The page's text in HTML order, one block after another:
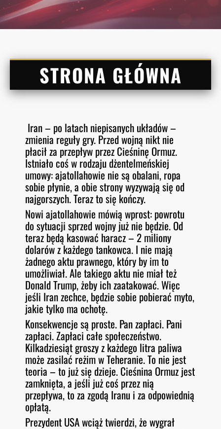
STRONA GŁÓWNA
Iran – po latach niepisanych układów –
zmienia reguły gry. Przed wojną nikt nie
płacił za przepływ przez Cieśninę Ormuz.
Istniało coś w rodzaju dżentelmeńskiej
umowy: ajatollahowie nie są obalani, ropa
sobie płynie, a obie strony wyzywają się od
najgorszych. Teraz to się kończy.
Nowi ajatollahowie mówią wprost: powrotu
do sytuacji sprzed wojny już nie będzie. Od
teraz będą kasować haracz – 2 miliony
dolarów z każdego tankowca. I nie mają
żadnego aktu prawnego, który by im to
umożliwiał. Ale takiego aktu nie miał też
Donald Trump, żeby ich zaatakować. Więc
jeśli Iran zechce, będzie sobie pobierać myto,
jakie tylko ma ochotę.
Konsekwencje są proste. Pan zapłaci. Pani
zapłaci. Zapłaci całe społeczeństwo.
Kilkadziesiąt groszy z każdego litra paliwa
może zasilać reżim w Teheranie. To nie jest
teoria – to już się dzieje. Cieśnina Ormuz jest
zamknięta, a jeśli już coś przez nią
przepływa, to za zgodą Iranu i za odpowiednią
opłatą.
Prezydent USA wciąż twierdzi, że wygrał